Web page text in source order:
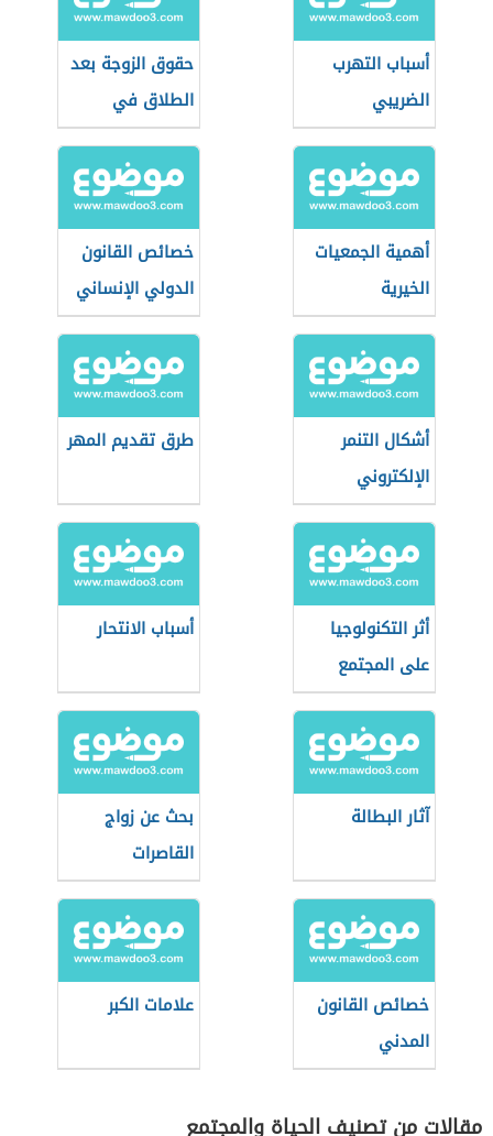
أسباب التهرب
الضريبي
حقوق الزوجة بعد
الطلاق في
المغرب
أهمية الجمعيات
الخيرية
خصائص القانون
الدولي الإنساني
أشكال التنمر
الإلكتروني
طرق تقديم المهر
أثر التكنولوجيا
على المجتمع
أسباب الانتحار
آثار البطالة
بحث عن زواج
القاصرات
خصائص القانون
المدني
علامات الكبر
مقالات من تصنيف الحياة والمجتمع